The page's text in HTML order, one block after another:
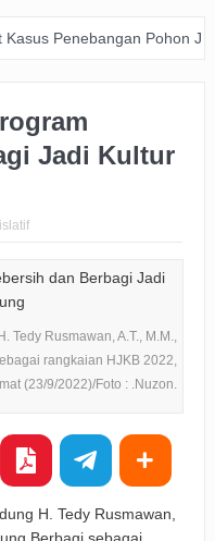
Jalan Riau, Perizinan
Jadi Kultur
Tedy Rusmawan, A.T., M.M.,
rangkaian HJKB 2022,
(23/9/2022)/Foto : .Nuzon.
H. Tedy Rusmawan,